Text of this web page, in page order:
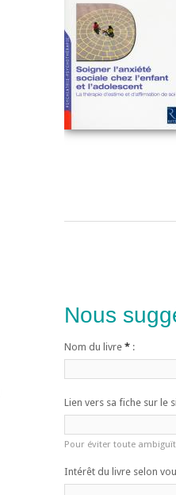
Nous
Nom du livre * :
Lien vers sa fiche sur le
Pour éviter toute
Intérêt du livre selon